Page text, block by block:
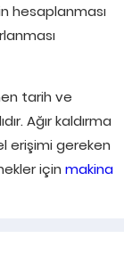
hesaplanması
tarih ve
Ağır kaldırma
erişimi gereken
için makina